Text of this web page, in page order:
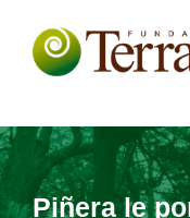
Piñera le